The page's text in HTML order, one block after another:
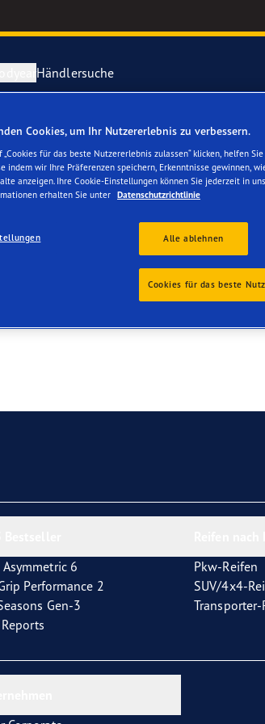
Reifenpflege
Sie einen Platten
erforscht Schnee
Blimp
RACING
Händlersuche
SA 51500
Asymmetric 6
Performance 2
Gen-3
Pkw-Reifen
SUV/4x4-
Transporter-
Cookies, um Ihr Nutzererlebnis zu verbessern.
„Cookies für das beste Nutzererlebnis zulassen“ klicken, helfen
indem wir Ihre Präferenzen speichern, Erkenntnisse gewinnen,
anzeigen. Ihre Cookie-Einstellungen können Sie jederzeit in
erhalten Sie unter Datenschutzrichtlinie
Alle ablehnen
Cookies für das beste